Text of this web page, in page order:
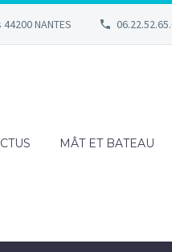
NANTES
MÂT ET BATEAU